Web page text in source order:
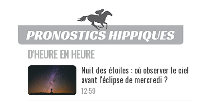
D'HEURE EN HEURE
Nuit des étoiles : où observer le ciel
avant l'éclipse de mercredi ?
12:59